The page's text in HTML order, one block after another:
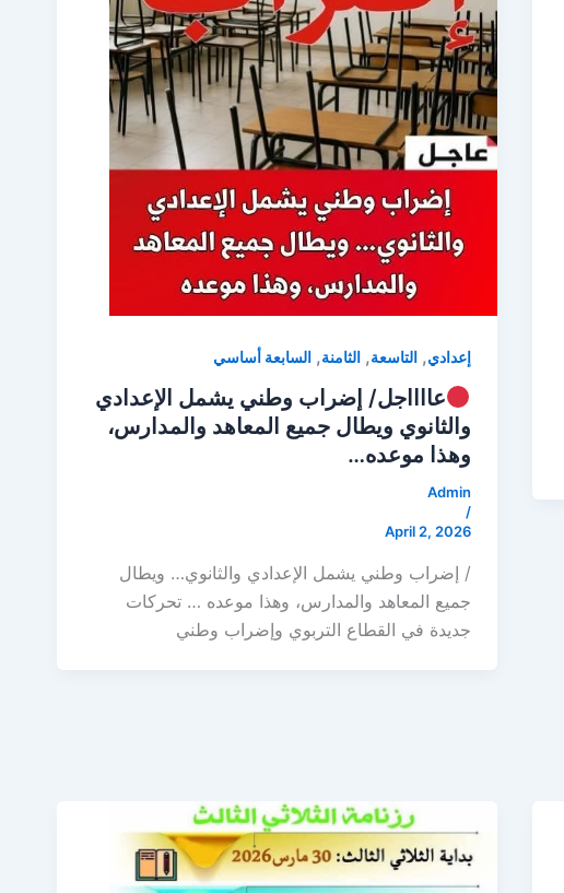
إعدادي,التاسعة,الثامنة,السابعة أساسي
عااااجل/ إضراب وطني يشمل الإعدادي
والثانوي ويطال جميع المعاهد والمدارس،
وهذا موعده…
Admin
/
April 2, 2026
/ إضراب وطني يشمل الإعدادي والثانوي… ويطال
جميع المعاهد والمدارس، وهذا موعده … تحركات
جديدة في القطاع التربوي وإضراب وطني